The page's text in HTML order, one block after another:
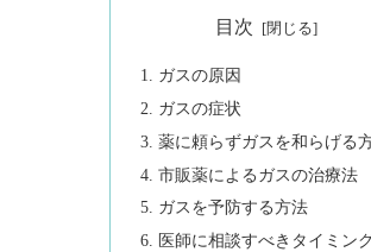
目次
ガスの原因
ガスの症状
薬に頼らずガスを和らげる
市販薬によるガスの治療法
ガスを予防する方法
医師に相談すべきタイミン